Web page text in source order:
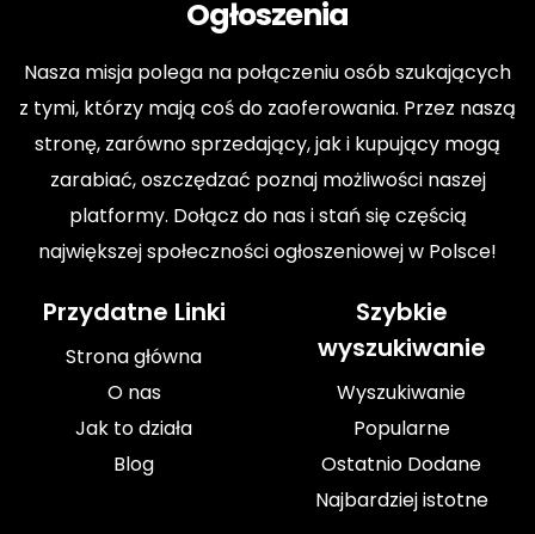
Ogłoszenia
Nasza misja polega na połączeniu osób szukających
z tymi, którzy mają coś do zaoferowania. Przez naszą
stronę, zarówno sprzedający, jak i kupujący mogą
zarabiać, oszczędzać poznaj możliwości naszej
platformy. Dołącz do nas i stań się częścią
największej społeczności ogłoszeniowej w Polsce!
Przydatne Linki
Strona główna
O nas
Jak to działa
Blog
Szybkie
wyszukiwanie
Wyszukiwanie
Popularne
Ostatnio Dodane
Najbardziej istotne